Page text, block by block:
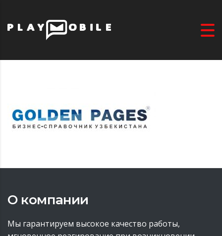
О компании
Мы гарантируем высокое качество работы,